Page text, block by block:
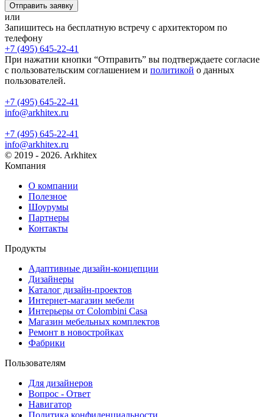
Отправить заявку
или
Запишитесь на бесплатную встречу с архитектором по
телефону
+7 (495) 645-22-41
При нажатии кнопки “Отправить” вы подтверждаете согласие
с пользовательским соглашением и политикой о данных
пользователей.
+7 (495) 645-22-41
info@arkhitex.ru
+7 (495) 645-22-41
info@arkhitex.ru
© 2019 - 2026. Arkhitex
Компания
О компании
Полезное
Шоурумы
Партнеры
Контакты
Продукты
Адаптивные дизайн-концепции
Дизайнеры
Каталог дизайн-проектов
Интернет-магазин мебели
Интерьеры от Colombini Casa
Магазин мебельных комплектов
Ремонт в новостройках
Фабрики
Пользователям
Для дизайнеров
Вопрос - Ответ
Навигатор
Политика конфиденциальности